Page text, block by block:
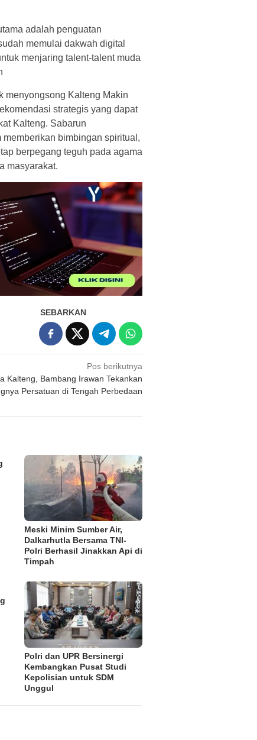
adalah penguatan
memulai dakwah digital
menjaring talent-talent muda
menyongsong Kalteng Makin
strategis yang dapat
Kalteng. Sabarun
bimbingan spiritual,
berpegang teguh pada agama
masyarakat.
SEBARKAN
Pos berikutnya
Kalteng, Bambang Irawan Tekankan
Persatuan di Tengah Perbedaan
Meski Minim Sumber Air,
Dalkarhutla Bersama TNI-
Polri Berhasil Jinakkan Api di
Timpah
Polri dan UPR Bersinergi
Kembangkan Pusat Studi
Kepolisian untuk SDM
Unggul